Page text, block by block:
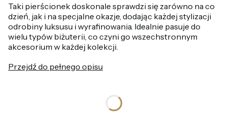
Taki pierścionek doskonale sprawdzi się zarówno na co
dzień, jak i na specjalne okazje, dodając każdej stylizacji
odrobiny luksusu i wyrafinowania. Idealnie pasuje do
wielu typów biżuterii, co czyni go wszechstronnym
akcesorium w każdej kolekcji.
Przejdź do pełnego opisu